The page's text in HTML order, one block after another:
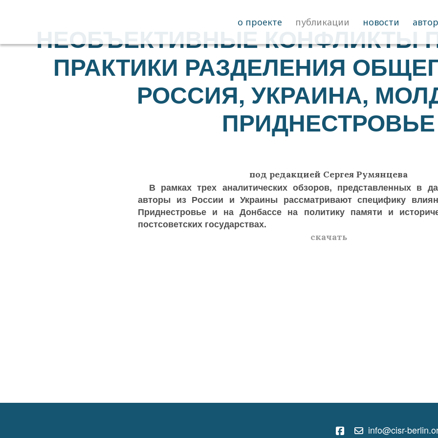
о проекте публикации новости
НЕОБЪЕКТИВНЫЕ КОНФЛИКТЫ
ПРАКТИКИ РАЗДЕЛЕНИЯ
РОССИЯ, УКРАИНА,
ПРИДНЕСТРОВЬЕ
под редакцией Сергея Румянцева
В рамках трех аналитических обзоров, представленных в
авторы из России и Украины рассматривают специфику
Приднестровье и на Донбассе на политику памяти и
постсоветских государствах.
скачать
info@cisr-